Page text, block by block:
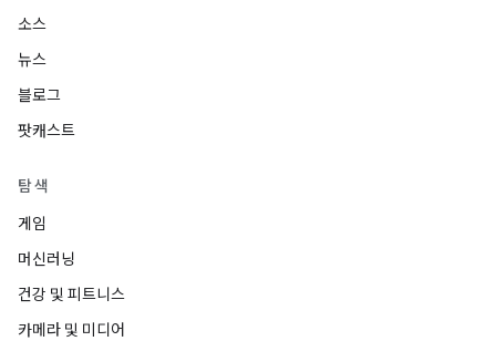
소스
뉴스
블로그
팟캐스트
탐색
게임
머신러닝
건강 및 피트니스
카메라 및 미디어